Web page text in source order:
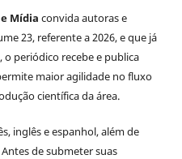
Mídia convida autoras e
23, referente a 2026, e que já
o periódico recebe e publica
maior agilidade no fluxo
científica da área.
inglês e espanhol, além de
de submeter suas